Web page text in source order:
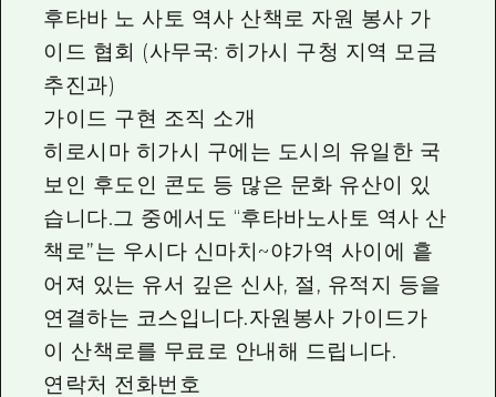
후타바 노 사토 역사 산책로 자원 봉사 가
이드 협회 (사무국: 히가시 구청 지역 모금
추진과)
가이드 구현 조직 소개
히로시마 히가시 구에는 도시의 유일한 국
보인 후도인 콘도 등 많은 문화 유산이 있
습니다.그 중에서도 “후타바노사토 역사 산
책로”는 우시다 신마치~야가역 사이에 흩
어져 있는 유서 깊은 신사, 절, 유적지 등을
연결하는 코스입니다.자원봉사 가이드가
이 산책로를 무료로 안내해 드립니다.
연락처 전화번호